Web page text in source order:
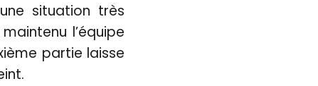
situation très
l’équipe
partie laisse